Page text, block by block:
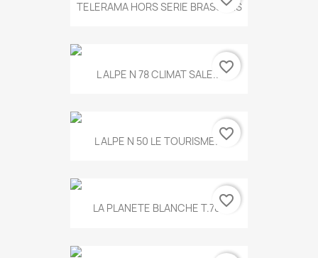
TELERAMA HORS SERIE BRASSENS
L ALPE N 78 CLIMAT SALE...favorite_border
L ALPE N 50 LE TOURISME...favorite_border
LA PLANETE BLANCHE T.785favorite_border